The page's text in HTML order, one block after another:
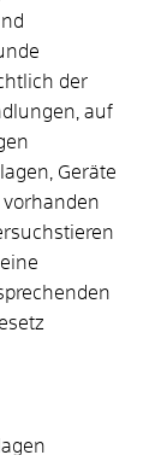
der
auf
Geräte